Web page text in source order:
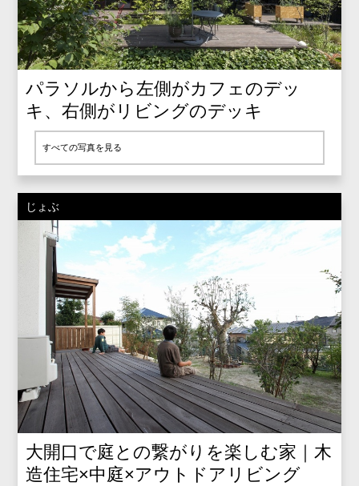
パラソルから左側がカフェのデッ
キ、右側がリビングのデッキ
すべての写真を見る
じょぶ
大開口で庭との繋がりを楽しむ家｜木
造住宅×中庭×アウトドアリビング